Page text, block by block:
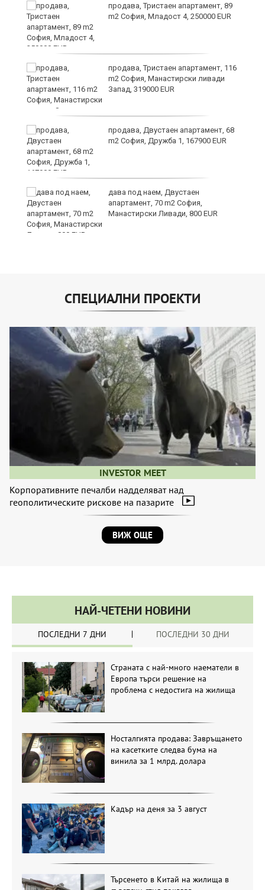
продава, Тристаен апартамент, 89
m2 София, Младост 4, 250000 EUR
продава, Тристаен апартамент, 116
m2 София, Манастирски ливади
Запад, 319000 EUR
продава, Двустаен апартамент, 68
m2 София, Дружба 1, 167900 EUR
дава под наем, Двустаен
апартамент, 70 m2 София,
Манастирски Ливади, 800 EUR
СПЕЦИАЛНИ ПРОЕКТИ
INVESTOR MEET
Корпоративните печалби надделяват над
геополитическите рискове на пазарите
ВИЖ ОЩЕ
НАЙ-ЧЕТЕНИ НОВИНИ
ПОСЛЕДНИ 7 ДНИ ПОСЛЕДНИ 30 ДНИ
Страната с най-много наематели в
Европа търси решение на
проблема с недостига на жилища
Носталгията продава: Завръщането
на касетките следва бума на
винила за 1 млрд. долара
Кадър на деня за 3 август
Търсенето в Китай на жилища в